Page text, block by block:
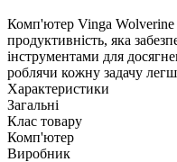
Комп'ютер Vinga Wolverine
продуктивність, яка
інструментами для
роблячи кожну задачу
Характеристики
Загальні
Клас товару
Комп'ютер
Виробник